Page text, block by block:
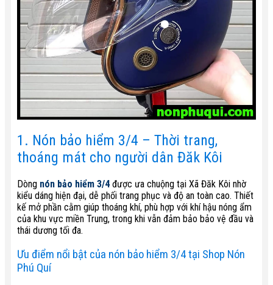
1. Nón bảo hiểm 3/4 – Thời trang,
thoáng mát cho người dân Đăk Kôi
Dòng nón bảo hiểm 3/4được ưa chuộng tại Xã Đăk Kôi nhờ
kiểu dáng hiện đại, dễ phối trang phục và độ an toàn cao. Thiết
kế mở phần cằm giúp thoáng khí, phù hợp với khí hậu nóng ẩm
của khu vực miền Trung, trong khi vẫn đảm bảo bảo vệ đầu và
thái dương tối đa.
Ưu điểm nổi bật của nón bảo hiểm 3/4 tại Shop Nón
Phú Quí